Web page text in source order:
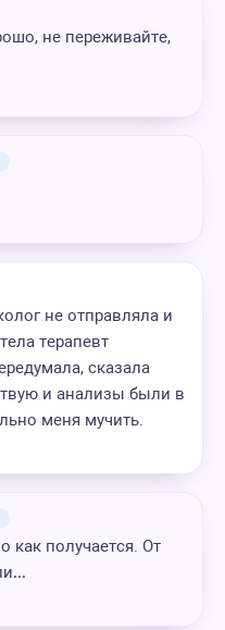
не переживайте,
не отправляла и
терапевт
сказала
и анализы были в
меня мучить.
как получается. От